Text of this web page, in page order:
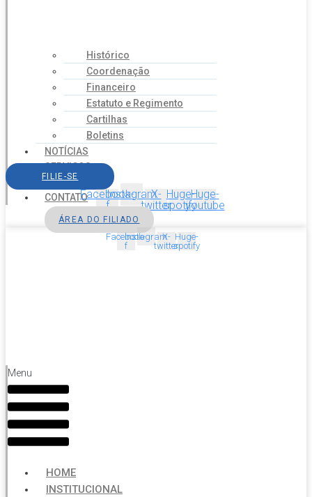
Histórico
Coordenação
Financeiro
Estatuto e Regimento
Cartilhas
Boletins
NOTÍCIAS
SERVIÇOS
AGENDA
CONTATO
FILIE-SE
Facebook-
f
InstagramX-
twitter
Huge-
spotify
Huge-
youtube
ÁREA DO FILIADO
Facebook-
f
InstagramX-
twitter
Huge-
spotify
Menu
HOME
INSTITUCIONAL